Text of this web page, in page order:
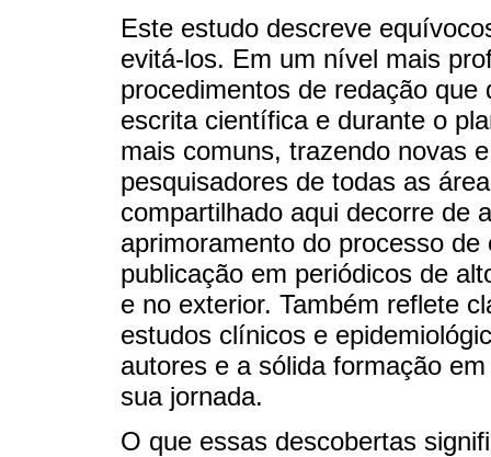
Este estudo descreve
evitá-los. Em um nível mais
procedimentos de redação
escrita científica e durante o
mais comuns, trazendo novas
pesquisadores de todas as
compartilhado aqui decorre de
aprimoramento do processo
publicação em periódicos de
e no exterior. Também reflete
estudos clínicos e
autores e a sólida formação
sua jornada.
O que essas descobertas